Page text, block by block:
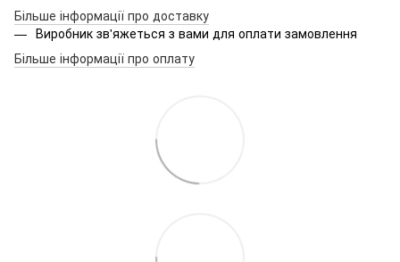
Більше інформації про доставку
Виробник зв'яжеться з вами для оплати замовлення
Більше інформації про оплату